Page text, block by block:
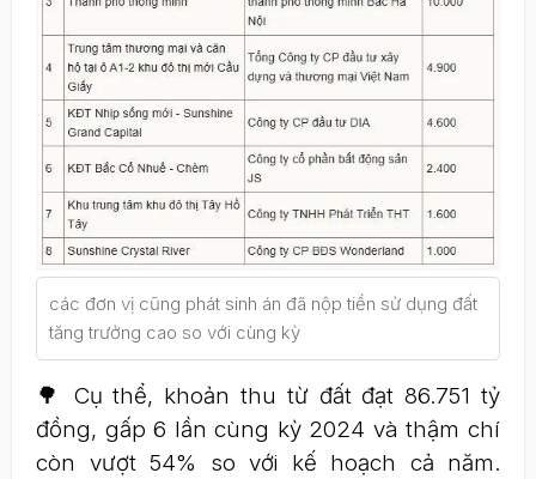
các đơn vị cũng phát sinh án đã nộp tiền sử dụng đất
tăng trưởng cao so với cùng kỳ
🌳 Cụ thể, khoản thu từ đất đạt 86.751 tỷ
đồng, gấp 6 lần cùng kỳ 2024 và thậm chí
còn vượt 54% so với kế hoạch cả năm.